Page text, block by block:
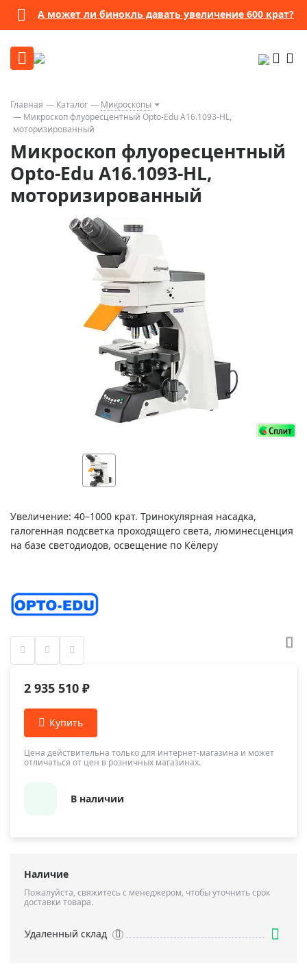
А может ли бинокль давать увеличение 600 крат?
Главная Каталог
Микроскопы
Микроскоп флуоресцентный Opto-Edu A16.1093-HL,
моторизированный
Микроскоп флуоресцентный
Opto-Edu A16.1093-HL,
моторизированный
Увеличение: 40–1000 крат. Тринокулярная насадка,
галогенная подсветка проходящего света, люминесценция
на базе светодиодов, освещение по Кёлеру
2 935 510 ₽
Цена действительна только для интернет-магазина и может
отличаться от цен в розничных магазинах.
В наличии
Наличие
Пожалуйста, свяжитесь с менеджером, чтобы уточнить срок
доставки товара.
Удаленный склад